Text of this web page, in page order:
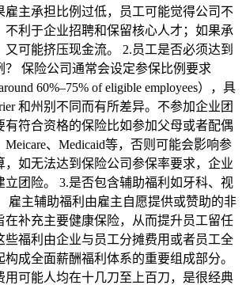
雇主承担比例过低，员工可能觉得公司不
不利于企业招聘和保留核心人才；如果承
又可能挤压现金流。 2.员工是否必须达到
？ 保险公司通常会设定参保比例要求
60%–75% of eligible employees），具
和州别不同而有所差异。不参加企业团
有符合资格的保险比如参加父母或者配偶
Meicare、Medicaid等，否则可能会影响参
，如无法达到保险公司参保率要求，企业
立团险。 3.是否包含辅助福利如牙科、视
雇主辅助福利由雇主自愿提供或赞助的非
在补充主要健康保险，从而提升员工留任
些福利由企业与员工分摊费用或者员工全
构成全面薪酬福利体系的重要组成部分。
用可能人均在十几刀至上百刀，是很经典